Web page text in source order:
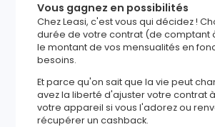
Vous gagnez en possibilités
Chez Leasi, c'est vous qui décidez !
durée de votre contrat (de comptant
le montant de vos mensualités en
besoins.
Et parce qu'on sait que la vie peut
avez la liberté d'ajuster votre contrat
votre appareil si vous l'adorez ou
récupérer un cashback.